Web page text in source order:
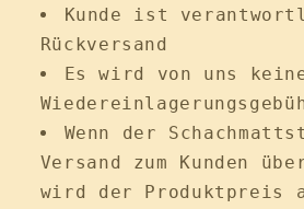
Kunde ist
Rückversand
Es wird von uns
Wenn der
Versand zum Kunden
wird der Produktpreis